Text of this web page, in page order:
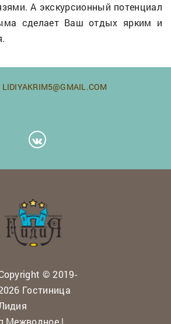
А экскурсионный потенциал
сделает Ваш отдых ярким и
LIDIYAKRIM5@GMAIL.COM
© 2019-
Гостиница